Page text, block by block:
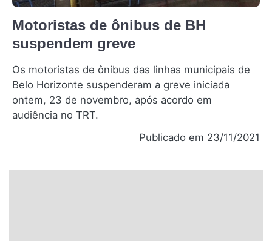
Paraná
Rio Grande do Sul
Centro-Oeste
Nordeste
Motoristas de ônibus de BH
suspendem greve
Os motoristas de ônibus das linhas municipais de
Belo Horizonte suspenderam a greve iniciada
ontem, 23 de novembro, após acordo em
audiência no TRT.
Publicado em 23/11/2021